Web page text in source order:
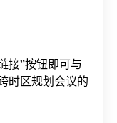
接”按钮即可与
时区规划会议的